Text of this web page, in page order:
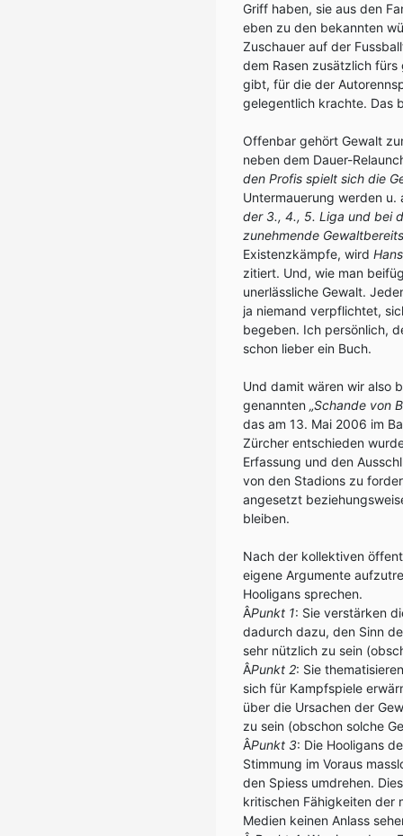
Griff haben, sie aus den
eben zu den bekannten
Zuschauer auf der
dem Rasen zusätzlich fürs
gibt, für die der
gelegentlich krachte. Das
Offenbar gehört Gewalt
neben dem Dauer-
den Profis spielt sich die
Untermauerung werden
der 3., 4., 5. Liga und bei
zunehmende
Existenzkämpfe, wird
zitiert. Und, wie man
unerlässliche Gewalt.
ja niemand verpflichtet,
begeben. Ich persönlich,
schon lieber ein Buch.
Und damit wären wir also
genannten „Schande von
das am 13. Mai 2006 im
Zürcher entschieden
Erfassung und den
von den Stadions zu
angesetzt
bleiben.
Nach der kollektiven
eigene Argumente
Hooligans sprechen.
ÂPunkt 1: Sie verstärken
dadurch dazu, den Sinn
sehr nützlich zu sein
ÂPunkt 2: Sie
sich für Kampfspiele
über die Ursachen der
zu sein (obschon solche
ÂPunkt 3: Die Hooligans
Stimmung im Voraus
den Spiess umdrehen.
kritischen Fähigkeiten der
Medien keinen Anlass